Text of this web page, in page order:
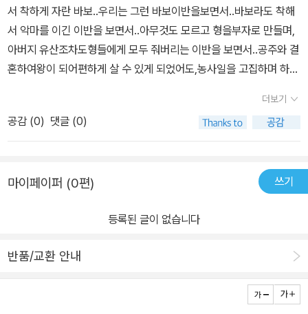
서 착하게 자란 바보..우리는 그런 바보이반을보면서..바보라도 착해
서 악마를 이긴 이반을 보면서..아무것도 모르고 형을부자로 만들며,
아버지 유산조차도형들에게 모두 줘버리는 이반을 보면서..공주와 결
혼하여왕이 되어편하게 살 수 있게 되었어도,농사일을 고집하며 하는
더보기
공감 (0) 댓글 (0)
마이페이퍼 (0편) 쓰기
등록된 글이 없습니다
반품/교환 안내